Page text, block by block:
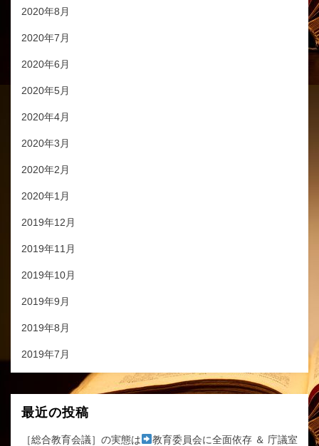
2020年8月
2020年7月
2020年6月
2020年5月
2020年4月
2020年3月
2020年2月
2020年1月
2019年12月
2019年11月
2019年10月
2019年9月
2019年8月
2019年7月
最近の投稿
［総合教育会議］の実態は
教育委員会に全面依存 ＆ 庁議室